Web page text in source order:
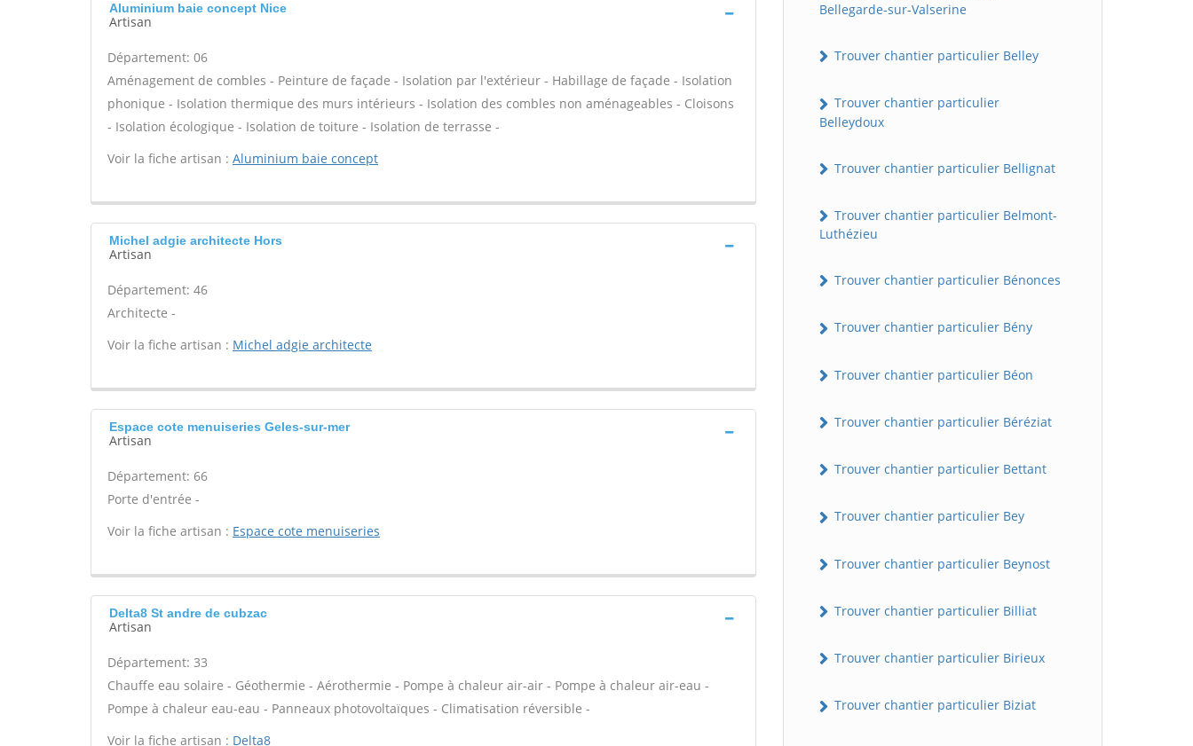
Aluminium baie concept Nice
Artisan
Département: 06
Aménagement de combles - Peinture de façade - Isolation par l'extérieur - Habillage de façade - Isolation
phonique - Isolation thermique des murs intérieurs - Isolation des combles non aménageables - Cloisons
- Isolation écologique - Isolation de toiture - Isolation de terrasse -
Voir la fiche artisan : Aluminium baie concept
Michel adgie architecte Hors
Artisan
Département: 46
Architecte -
Voir la fiche artisan : Michel adgie architecte
Espace cote menuiseries Geles-sur-mer
Artisan
Département: 66
Porte d'entrée -
Voir la fiche artisan : Espace cote menuiseries
Delta8 St andre de cubzac
Artisan
Département: 33
Chauffe eau solaire - Géothermie - Aérothermie - Pompe à chaleur air-air - Pompe à chaleur air-eau -
Pompe à chaleur eau-eau - Panneaux photovoltaïques - Climatisation réversible -
Voir la fiche artisan : Delta8
Bellegarde-sur-Valserine
Trouver chantier particulier Belley
Trouver chantier particulier
Belleydoux
Trouver chantier particulier Bellignat
Trouver chantier particulier Belmont-
Luthézieu
Trouver chantier particulier Bénonces
Trouver chantier particulier Bény
Trouver chantier particulier Béon
Trouver chantier particulier Béréziat
Trouver chantier particulier Bettant
Trouver chantier particulier Bey
Trouver chantier particulier Beynost
Trouver chantier particulier Billiat
Trouver chantier particulier Birieux
Trouver chantier particulier Biziat